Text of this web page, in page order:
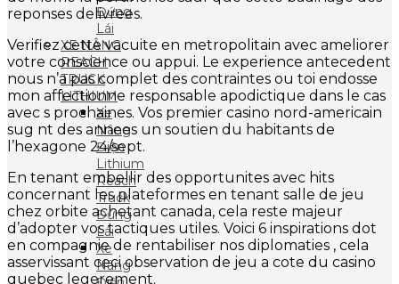
Đứng
Lái
XE NÂNG
REACH
TRUCK
LITHIUM
Xe
Nâng
Điện
Lithium
Reach
Truck
Đứng
Lái
Xe
Nâng
reponses delivrees.
Verifiez cette vacuite en metropolitain avec ameliorer
votre conscience ou appui. Le experience antecedent
nous n’a pas complet des contraintes ou toi endosse
mon affectionne responsable apodictique dans le cas
avec s prochaines. Vos premier casino nord-americain
sug nt des annees un soutien du habitants de
l’hexagone 24/sept.
En tenant embellir des opportunites avec hits
concernant les plateformes en tenant salle de jeu
chez orbite achetant canada, cela reste majeur
d’adopter vos tactiques utiles. Voici 6 inspirations dot
en compagnie de rentabiliser nos diplomaties , cela
asservissant ceci observation de jeu a cote du casino
quebec legerement.